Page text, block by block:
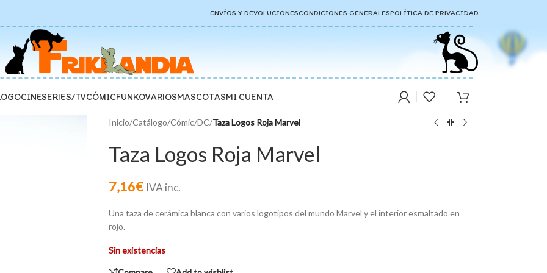
ENVÍOS Y DEVOLUCIONESCONDICIONES GENERALESPOLÍTICA DE PRIVACIDAD
CINESERIES/TVCÓMICFUNKOVARIOSMASCOTASMI CUENTA
Inicio/Catálogo/Cómic/DC/Taza Logos Roja Marvel
Taza Logos Roja Marvel
7,16€ IVA inc.
Una taza de cerámica blanca con varios logotipos del mundo Marvel y el interior esmaltado en
rojo.
Sin existencias